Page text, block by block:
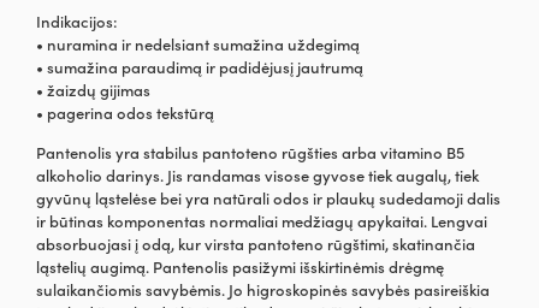
Indikacijos:
• nuramina ir nedelsiant sumažina uždegimą
• sumažina paraudimą ir padidėjusį jautrumą
• žaizdų gijimas
• pagerina odos tekstūrą
Pantenolis yra stabilus pantoteno rūgšties arba vitamino B5
alkoholio darinys. Jis randamas visose gyvose tiek augalų, tiek
gyvūnų ląstelėse bei yra natūrali odos ir plaukų sudedamoji dalis
ir būtinas komponentas normaliai medžiagų apykaitai. Lengvai
absorbuojasi į odą, kur virsta pantoteno rūgštimi, skatinančia
ląstelių augimą. Pantenolis pasižymi išskirtinėmis drėgmę
sulaikančiomis savybėmis. Jo higroskopinės savybės pasireiškia